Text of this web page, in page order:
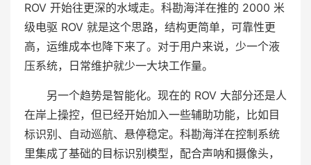
ROV 开始往更深的水域走。科勘海洋在推的 2000 米
级电驱 ROV 就是这个思路，结构更简单，可靠性更
高，运维成本也降下来了。对于用户来说，少一个液
压系统，日常维护就少一大块工作量。
另一个趋势是智能化。现在的 ROV 大部分还是人
在岸上操控，但已经开始加入一些辅助功能，比如目
标识别、自动巡航、悬停稳定。科勘海洋在控制系统
里集成了基础的目标识别模型，配合声呐和摄像头，